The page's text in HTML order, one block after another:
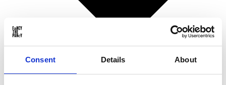
Consent Details About